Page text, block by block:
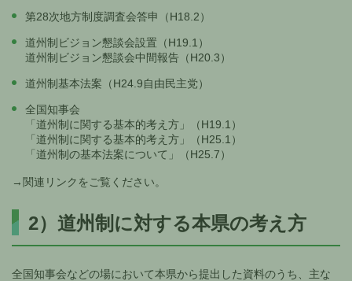
第28次地方制度調査会答申（H18.2）
道州制ビジョン懇談会設置（H19.1）
道州制ビジョン懇談会中間報告（H20.3）
道州制基本法案（H24.9自由民主党）
全国知事会
「道州制に関する基本的考え方」（H19.1）
「道州制に関する基本的考え方」（H25.1）
「道州制の基本法案について」（H25.7）
→関連リンクをご覧ください。
2）道州制に対する本県の考え方
全国知事会などの場において本県から提出した資料のうち、主な